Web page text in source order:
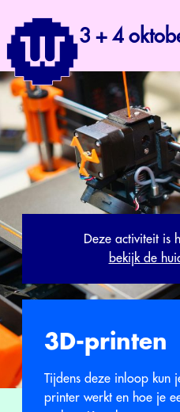
3 + 4
Deze activiteit is
bekijk de
3D-printen
Tijdens deze inloop kun
printer werkt en hoe je